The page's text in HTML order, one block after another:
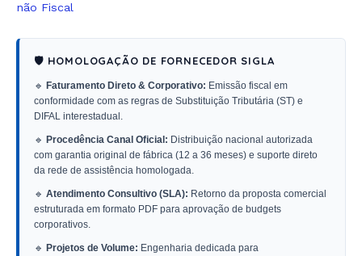
não Fiscal
🛡️ HOMOLOGAÇÃO DE FORNECEDOR SIGLA
🔹 Faturamento Direto & Corporativo: Emissão fiscal em
conformidade com as regras de Substituição Tributária (ST) e
DIFAL interestadual.
🔹 Procedência Canal Oficial: Distribuição nacional autorizada
com garantia original de fábrica (12 a 36 meses) e suporte direto
da rede de assistência homologada.
🔹 Atendimento Consultivo (SLA): Retorno da proposta comercial
estruturada em formato PDF para aprovação de budgets
corporativos.
🔹 Projetos de Volume: Engenharia dedicada para